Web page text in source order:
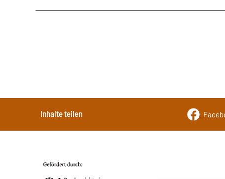
Inhalte teilen